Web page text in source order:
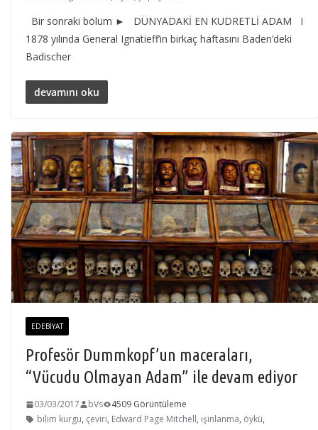
Bir sonraki bölüm ► DÜNYADAKİ EN KUDRETLİ ADAM I
1878 yılında General Ignatieff’in birkaç haftasını Baden’deki
Badischer
devamını oku
EDEBIYAT
Profesör Dummkopf’un maceraları,
“Vücudu Olmayan Adam” ile devam ediyor
03/03/2017 bVs
4509 Görüntüleme
bilim kurgu, çeviri, Edward Page Mitchell, ışınlanma, öykü,